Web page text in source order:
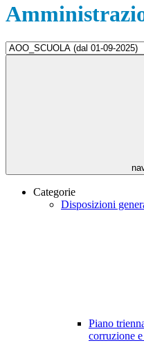
Categorie
Disposizioni
Piano
corruzione